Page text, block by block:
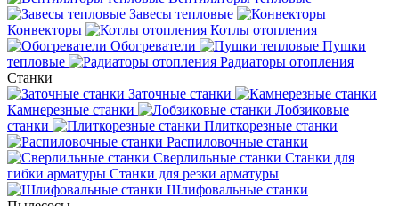
Завесы тепловые
Конвекторы
Котлы отопления
Обогреватели
Пушки
тепловые
Радиаторы отопления
Станки
Заточные станки
Камнерезные станки
Лобзиковые
станки
Плиткорезные станки
Распиловочные станки
Сверлильные станки Станки для
гибки арматуры Станки для резки арматуры
Шлифовальные станки